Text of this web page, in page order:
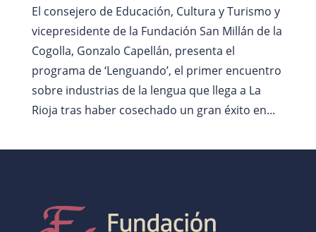
El consejero de Educación, Cultura y Turismo y
vicepresidente de la Fundación San Millán de la
Cogolla, Gonzalo Capellán, presenta el
programa de ‘Lenguando’, el primer encuentro
sobre industrias de la lengua que llega a La
Rioja tras haber cosechado un gran éxito en...